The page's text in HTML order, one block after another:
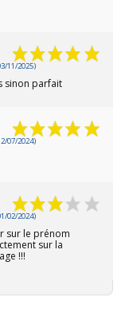
11/2025)
sinon parfait
07/2024)
02/2024)
sur le prénom
sur la
!!!